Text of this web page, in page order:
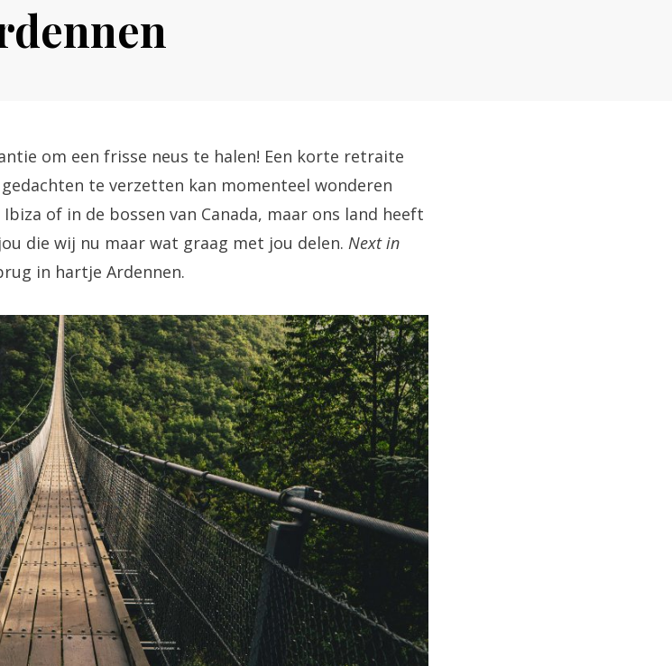
om een frisse neus te halen! Een korte retraite
te verzetten kan momenteel wonderen
of in de bossen van Canada, maar ons land heeft
die wij nu maar wat graag met jou delen. Next in
in hartje Ardennen.